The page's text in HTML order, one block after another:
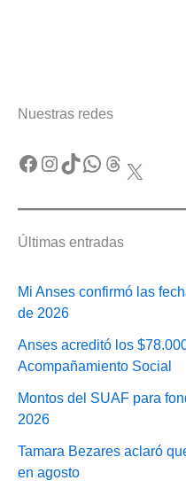
Nuestras redes
Facebook Instagram TikTok WhatsApp Threads X
Últimas entradas
Mi Anses confirmó las
de 2026
Anses acreditó los
Acompañamiento Social
Montos del SUAF para
2026
Tamara Bezares aclaró
en agosto